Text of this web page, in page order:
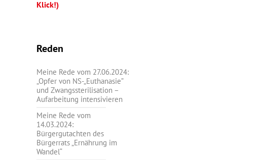
Klick!)
Reden
Meine Rede vom 27.06.2024:
„Opfer von NS-„Euthanasie”
und Zwangssterilisation –
Aufarbeitung intensivieren
Meine Rede vom
14.03.2024:
Bürgergutachten des
Bürgerrats „Ernährung im
Wandel“